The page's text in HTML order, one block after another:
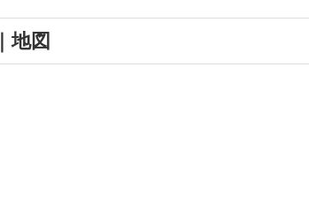
地図